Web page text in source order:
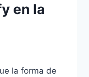
en la
la forma de